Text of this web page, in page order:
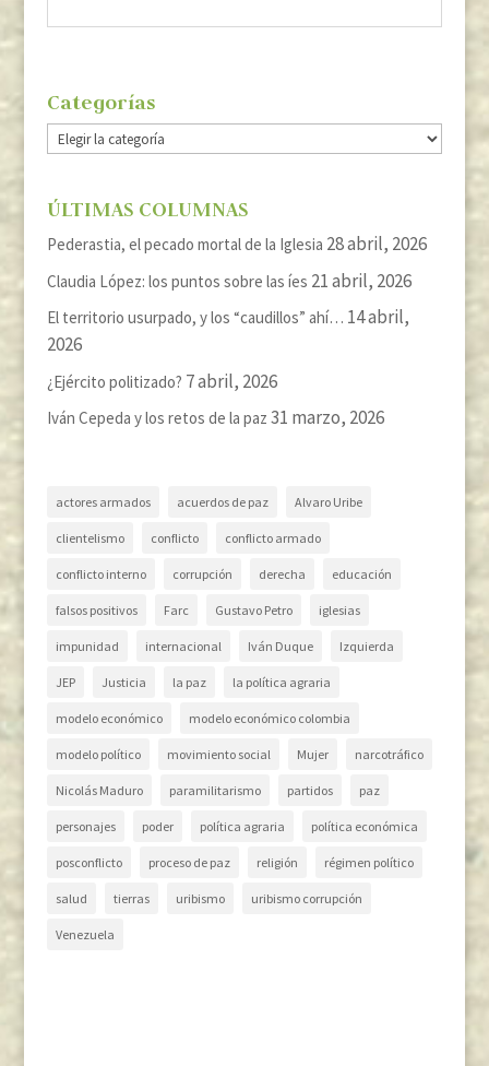
Categorías
Categorías
ÚLTIMAS COLUMNAS
Pederastia, el pecado mortal de la Iglesia 28 abril, 2026
Claudia López: los puntos sobre las íes 21 abril, 2026
El territorio usurpado, y los “caudillos” ahí… 14 abril,
2026
¿Ejército politizado? 7 abril, 2026
Iván Cepeda y los retos de la paz 31 marzo, 2026
actores armados acuerdos de paz Alvaro Uribe
clientelismo conflicto conflicto armado
conflicto interno corrupción derecha educación
falsos positivos Farc Gustavo Petro iglesias
impunidad internacional Iván Duque Izquierda
JEP Justicia la paz la política agraria
modelo económico modelo económico colombia
modelo político movimiento social Mujer narcotráfico
Nicolás Maduro paramilitarismo partidos paz
personajes poder política agraria política económica
posconflicto proceso de paz religión régimen político
salud tierras uribismo uribismo corrupción
Venezuela